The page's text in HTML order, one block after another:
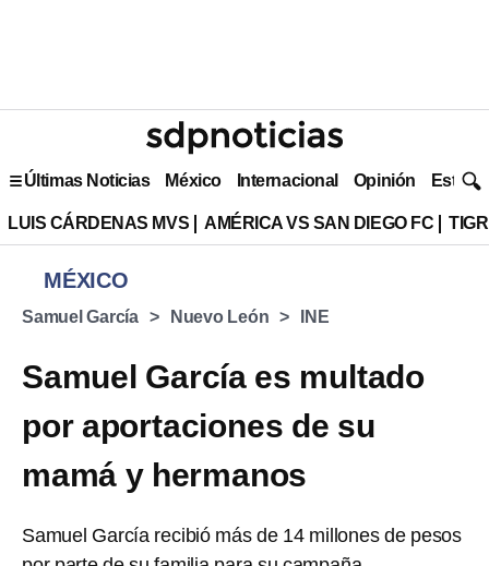
Últimas Noticias México Internacional Opinión Estilo
LUIS CÁRDENAS MVS AMÉRICA VS SAN DIEGO FC
MÉXICO
Samuel García Nuevo León INE
Samuel García es multado
por aportaciones de su
mamá y hermanos
Samuel García recibió más de 14 millones de pesos